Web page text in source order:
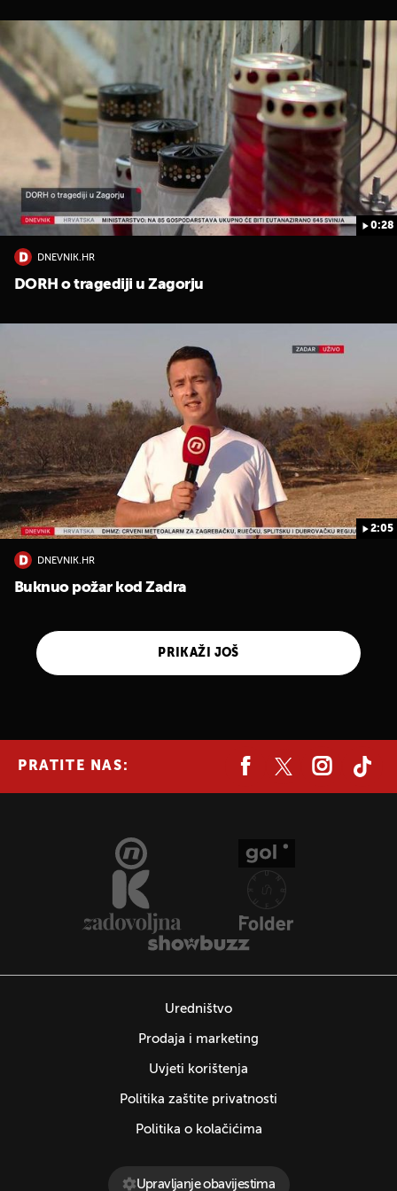
0:28
DNEVNIK.HR
DORH o tragediji u Zagorju
2:05
DNEVNIK.HR
Buknuo požar kod Zadra
PRIKAŽI JOŠ
PRATITE NAS:
Uredništvo
Prodaja i marketing
Uvjeti korištenja
Politika zaštite privatnosti
Politika o kolačićima
Upravljanje obavijestima